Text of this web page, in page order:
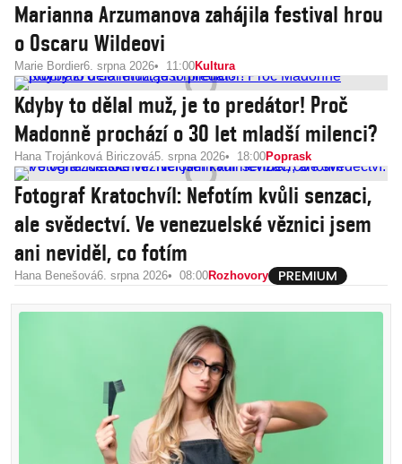
Marianna Arzumanova zahájila festival hrou
o Oscaru Wildeovi
Marie Bordier6. srpna 2026 11:00Kultura
Kdyby to dělal muž, je to predátor! Proč
Madonně prochází o 30 let mladší milenci?
Hana Trojánková Biriczová5. srpna 2026 18:00Poprask
Fotograf Kratochvíl: Nefotím kvůli senzaci,
ale svědectví. Ve venezuelské věznici jsem
ani neviděl, co fotím
Hana Benešová6. srpna 2026 08:00Rozhovory